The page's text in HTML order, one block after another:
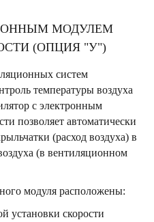
МОДУЛЕМ
(ОПЦИЯ "У")
систем
температуры воздуха
с электронным
позволяет автоматически
(расход воздуха) в
(в вентиляционном
модуля расположены:
установки скорости